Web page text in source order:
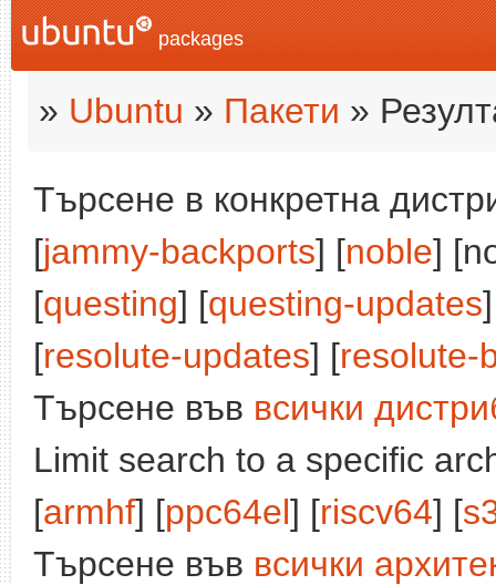
packages
» Ubuntu » Пакети »
Търсене в конкретна
[jammy-backports] [noble]
[questing] [questing-updates
[resolute-updates] [resolute-
Търсене във всички
Limit search to a specific
[armhf] [ppc64el] [riscv64] [
Търсене във всички